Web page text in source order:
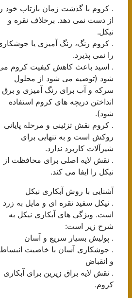
. کروم با گذشت زمان بازتاب خود را
از دست نمی دهد. برخلاف نقره و
نیکل.
. کروم رنگ، رنگ آمیزی یا جوشکاری
را نمی پذیرد.
. اسید باعث کاهش کیفیت کروم می
شود (توصیه می شود از محلول
سرکه و آب برای رنگ آمیزی و برق
انداختن دریچه های کروم استفاده
شود).
. کروم نقش تزئینی و مرحله پایانی
روکش است و به تنهایی برای
شیرآلات کاربرد ندارد.
. نقش لایه اصلی برای محافظت از
نیکل را ایفا می کند.
آشنایی با روش آبکاری نیکل
. نیکل سفید نقره ای و مایل به زرد
است. ویژگی های آبکاری نیکل به
شرح زیر است:
. پولیش بسیار سریع و آسان
. جوشکاری آسان با خاصیت انبساط
و انقباض
. نقش لایه براق زیرین برای آبکاری
کروم.